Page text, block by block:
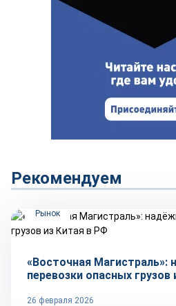
Рекомендуем
Рынок
«Восточная Магистраль»:
перевозки опасных
26 февраля 2026